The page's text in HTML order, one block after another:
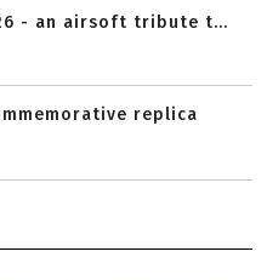
- an airsoft tribute t...
replica